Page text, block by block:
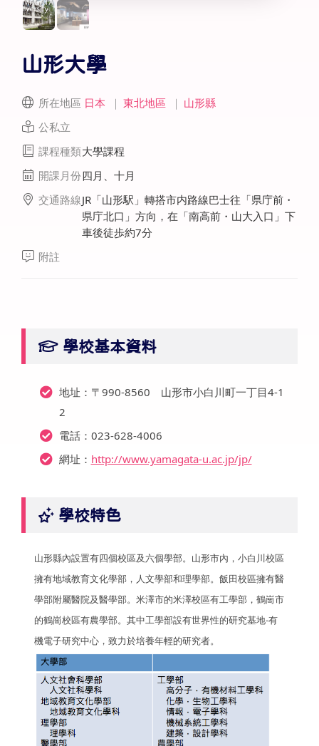
山形大學
所在地區 日本 ｜ 東北地區 ｜ 山形縣
公私立
課程種類大學課程
開課月份四月、十月
交通路線JR「山形駅」轉搭市内路線巴士往「県庁前・
県庁北口」方向，在「南高前・山大入口」下
車後徒歩約7分
附註
學校基本資料
地址：〒990-8560 山形市小白川町一丁目4-1
2
電話：023-628-4006
網址： http://www.yamagata-u.ac.jp/jp/
學校特色
山形縣內設置有四個校區及六個學部。山形市內，小白川校區
擁有地域教育文化學部，人文學部和理學部。飯田校區擁有醫
學部附屬醫院及醫學部。米澤市的米澤校區有工學部，鶴崗市
的鶴崗校區有農學部。其中工學部設有世界性的研究基地-有
機電子研究中心，致力於培養年輕的研究者。